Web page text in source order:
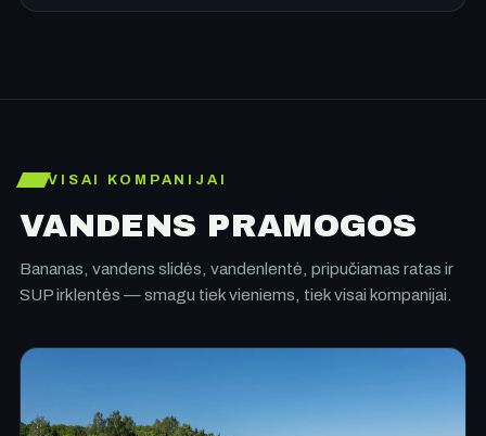
VISAI KOMPANIJAI
VANDENS PRAMOGOS
Bananas, vandens slidės, vandenlentė, pripučiamas ratas ir
SUP irklentės — smagu tiek vieniems, tiek visai kompanijai.